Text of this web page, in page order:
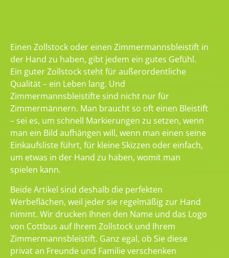
Einen Zollstock oder einen Zimmermannsbleistift in
der Hand zu haben, gibt jedem ein gutes Gefühl.
Ein guter Zollstock steht für außerordentliche
Qualität – ein Leben lang. Und
Zimmermannsbleistifte sind nicht nur für
Zimmermännern. Man braucht so oft einen Bleistift
– sei es, um schnell Markierungen zu setzen, wenn
man ein Bild aufhängen will, wenn man einen seine
Einkaufsliste führt, für kleine Skizzen oder einfach,
um etwas in der Hand zu haben, womit man
spielen kann.
Beide Artikel sind deshalb die perfekten
Werbeflächen, weil jeder sie regelmäßig zur Hand
nimmt. Wir drucken Ihnen den Name und das Logo
von Cottbus auf Ihrem Zollstock und Ihrem
Zimmermannsbleistift. Ganz egal, ob Sie diese
privat an Freunde und Familie verschenken